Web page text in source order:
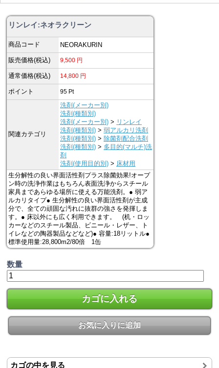
リンレイ:ネオラクリーン
商品コード NEORAKURIN
販売価格(税込) 9,500 円
通常価格(税込) 14,800 円
ポイント 95 Pt
関連カテゴリ
洗剤(メーカー別)
洗剤(種類別)
洗剤(メーカー別) > リンレイ
洗剤(種類別) >弱アルカリ洗剤
洗剤(種類別) >除菌剤配合洗剤
洗剤(種類別) > 多目的(マルチ)洗
剤
洗剤(使用目的別) > 床材用
生分解性の良い界面活性剤プラス除菌効果!オープ
ン時の洗浄作業はもちろん表面洗浄からスチール
家具まであらゆる場所に使える万能洗剤。● 弱ア
ルカリタイプ● 生分解性の良い界面活性剤が主成
分で、全ての頑固な汚れに抜群の強さを発揮しま
す。● 床以外にも広く利用できます。 (机・ロッ
カーなどのスチール製品、ビニール・レザー、ト
イレなどの陶器製品などなど)● 容量:18リットル●
標準使用量:28,800m2/80倍 1缶
数量
カゴに入れる
お気に入りに追加
カゴの中を見る